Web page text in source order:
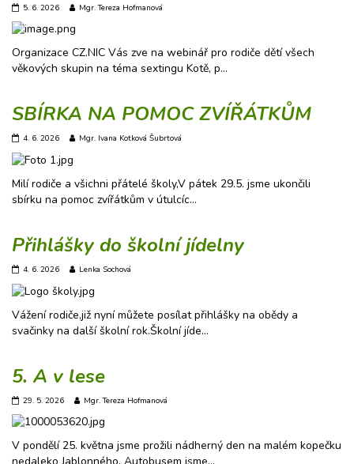
5. 6. 2026 Mgr. Tereza Hofmanová
Organizace CZ.NIC Vás zve na webinář pro rodiče dětí všech
věkových skupin na téma sextingu Kotě, p…
SBÍRKA NA POMOC ZVÍŘÁTKŮM
4. 6. 2026 Mgr. Ivana Kotková Šubrtová
Milí rodiče a všichni přátelé školy,V pátek 29.5. jsme ukončili
sbírku na pomoc zvířátkům v útulcíc…
Přihlášky do školní jídelny
4. 6. 2026 Lenka Sochová
Vážení rodiče,již nyní můžete posílat přihlášky na obědy a
svačinky na další školní rok.Školní jíde…
5. A v lese
29. 5. 2026 Mgr. Tereza Hofmanová
V pondělí 25. května jsme prožili nádherný den na malém kopečku